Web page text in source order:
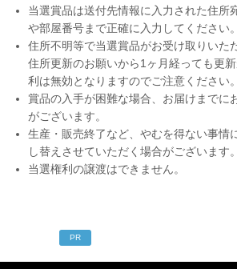
当選賞品は送付先情報に入力された住所
や部屋番号まで正確に入力してください。
住所不明等で当選賞品がお受け取りいた
住所更新のお願いから1ヶ月経っても更
利は無効となりますのでご注意ください。
賞品の入手が困難な場合、お届けまでに
がございます。
生産・販売終了など、やむを得ない事情
し替えさせていただく場合がございます。
当選権利の譲渡はできません。
PR